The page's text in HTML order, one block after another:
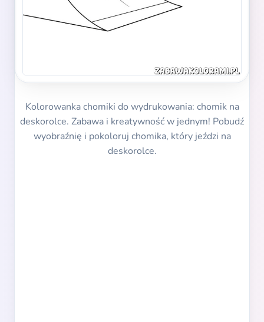
Kolorowanka chomiki do wydrukowania: chomik na
deskorolce. Zabawa i kreatywność w jednym! Pobudź
wyobraźnię i pokoloruj chomika, który jeździ na
deskorolce.